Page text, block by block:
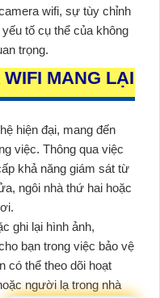
wifi, sự tùy chỉnh
tố cụ thể của không
trọng.
MANG LẠI
hiện đại, mang đến
việc. Thông qua việc
khả năng giám sát từ
ngôi nhà thứ hai hoặc
ghi lại hình ảnh,
bạn trong việc bảo vệ
có thể theo dõi hoạt
người lạ trong nhà